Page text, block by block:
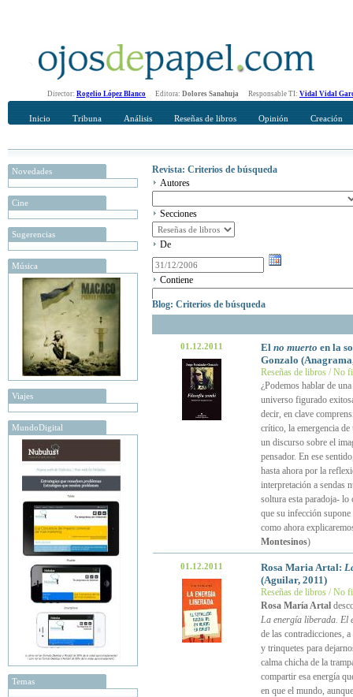
Director: Rogelio López Blanco Editora: Dolores Sanahuja Responsable TI: Vidal Vidal
Inicio Tribuna Análisis Reseñas de libros Opinión Creación
Novedades
Cine
Sugerencias
Música
Viajes
MundoDigital
Temas
Revista: Criterios de búsqueda
Autores
Secciones
De
Contiene
Blog: Criterios de búsqueda
01.12.2011 El no muerto en la
Gonzalo
Reseñas de libros / No
¿Podemos hablar de
universo figurado
decir, en clave
crítico, la emergencia
un discurso sobre el
pensador. En ese
hasta ahora por la
interpretación a sendas
soltura esta paradoja- lo
que su infección supone
como ahora
Montesinos)
01.12.2011 Rosa Maria Artal:
(Aguilar, 2011)
Reseñas de libros / No
Rosa María Artal
La energía liberada. El
de las contradicciones,
y trinquetes para
calma chicha de la
compartir esa energía
en que el mundo,